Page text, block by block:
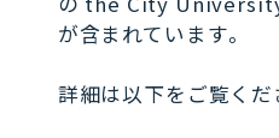
が含まれています。
詳細は以下をご覧くだ